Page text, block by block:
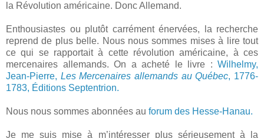
la Révolution américaine. Donc Allemand.
Enthousiastes ou plutôt carrément énervées, la recherche
reprend de plus belle. Nous nous sommes mises à lire tout
ce qui se rapportait à cette révolution américaine, à ces
mercenaires allemands. On a acheté le livre : Wilhelmy,
Jean-Pierre, Les Mercenaires allemands au Québec, 1776-
1783, Éditions Septentrion.
Nous nous sommes abonnées au forum des Hesse-Hanau.
Je me suis mise à m’intéresser plus sérieusement à la